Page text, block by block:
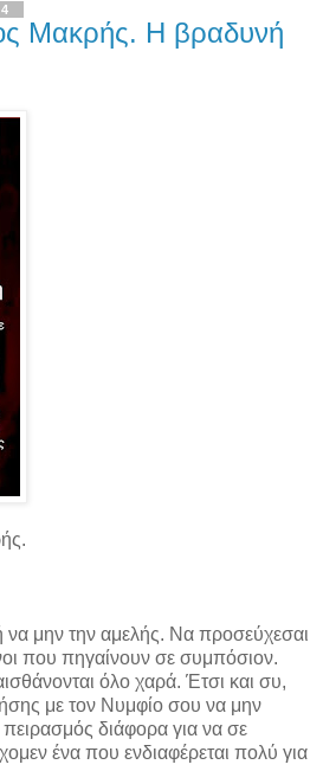
Μακρής. Η βραδυνή
μην την αμελής. Να προσεύχεσαι
που πηγαίνουν σε συμπόσιον.
όλο χαρά. Έτσι και συ,
με τον Νυμφίο σου να μην
διάφορα για να σε
ένα που ενδιαφέρεται πολύ για